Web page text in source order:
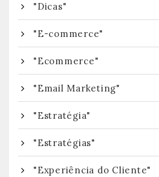
"Dicas"
"E-commerce"
"Ecommerce"
"Email Marketing"
"Estratégia"
"Estratégias"
"Experiência do Cliente"